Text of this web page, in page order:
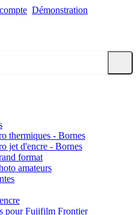
Démonstration
thermiques - Bornes
jet d'encre - Bornes
format
amateurs
pour Fujifilm Frontier